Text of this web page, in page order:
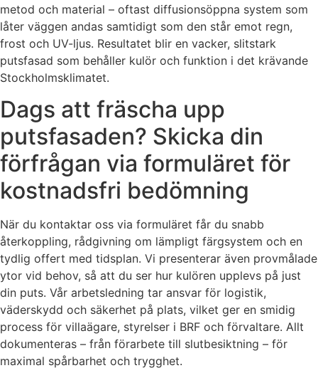
metod och material – oftast diffusionsöppna system som
låter väggen andas samtidigt som den står emot regn,
frost och UV-ljus. Resultatet blir en vacker, slitstark
putsfasad som behåller kulör och funktion i det krävande
Stockholmsklimatet.
Dags att fräscha upp
putsfasaden? Skicka din
förfrågan via formuläret för
kostnadsfri bedömning
När du kontaktar oss via formuläret får du snabb
återkoppling, rådgivning om lämpligt färgsystem och en
tydlig offert med tidsplan. Vi presenterar även provmålade
ytor vid behov, så att du ser hur kulören upplevs på just
din puts. Vår arbetsledning tar ansvar för logistik,
väderskydd och säkerhet på plats, vilket ger en smidig
process för villaägare, styrelser i BRF och förvaltare. Allt
dokumenteras – från förarbete till slutbesiktning – för
maximal spårbarhet och trygghet.